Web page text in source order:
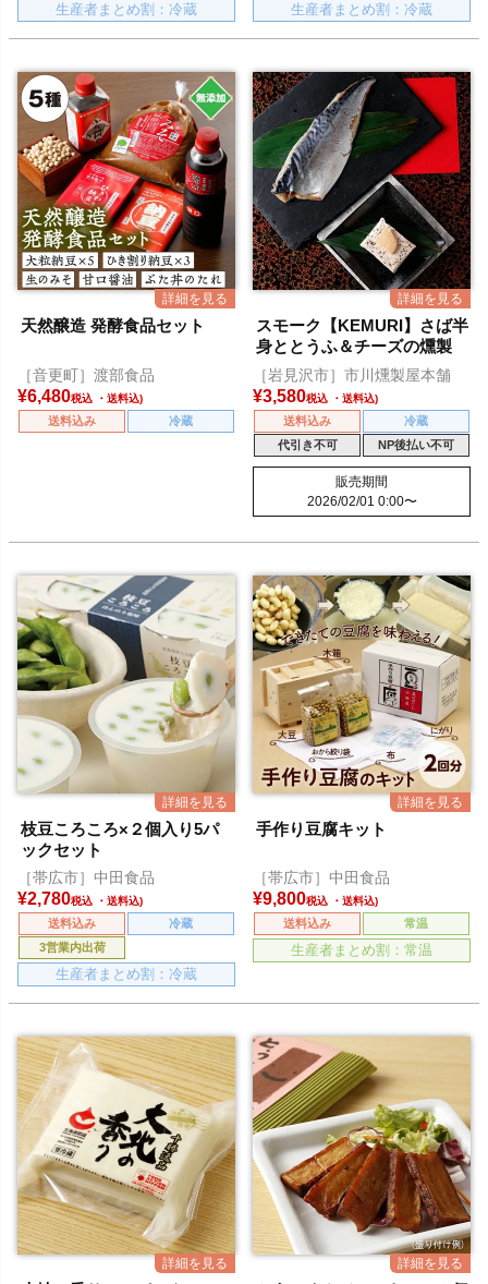
生産者まとめ割：冷蔵 生産者まとめ割：冷蔵
天然醸造 発酵食品セット
［音更町］渡部食品
¥6,480税込
送料込み 冷蔵
スモーク【KEMURI】さば半
身ととうふ＆チーズの燻製
［岩見沢市］市川燻製屋本舗
¥3,580税込
送料込み
冷蔵
代引き不可
NP後払い不可
販売期間
2026/02/01 0:00〜
枝豆ころころ×２個入り5パ
ックセット
［帯広市］中田食品
¥2,780税込
送料込み
冷蔵
3営業内出荷
生産者まとめ割：冷蔵
手作り豆腐キット
［帯広市］中田食品
¥9,800税込
送料込み 常温
生産者まとめ割：常温